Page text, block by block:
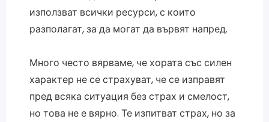
използват всички ресурси, с които
разполагат, за да могат да вървят напред.
Много често вярваме, че хората със силен
характер не се страхуват, че се изправят
пред всяка ситуация без страх и смелост,
но това не е вярно. Те изпитват страх, но за